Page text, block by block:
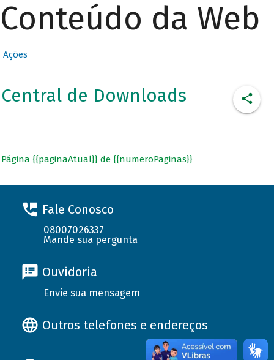
Conteúdo da Web
Ações
Central de Downloads
Página {{paginaAtual}} de {{numeroPaginas}}
Fale Conosco
08007026337
Mande sua pergunta
Ouvidoria
Envie sua mensagem
Outros telefones e endereços